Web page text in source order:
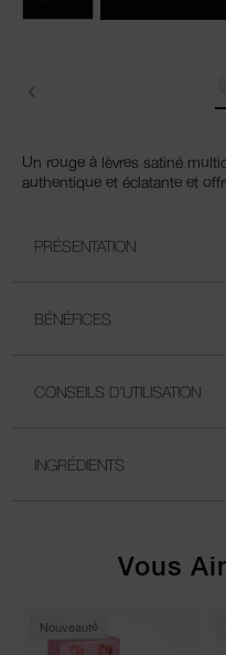
Un rouge à lèvres satiné
authentique et éclatante et
PRÉSENTATION
BÉNÉFICES
CONSEILS D'UTILISATION
INGRÉDIENTS
Vous
Nouveauté